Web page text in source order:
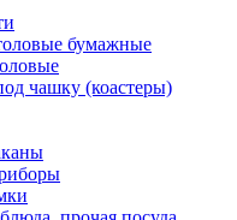
бумажные
чашку (коастеры)